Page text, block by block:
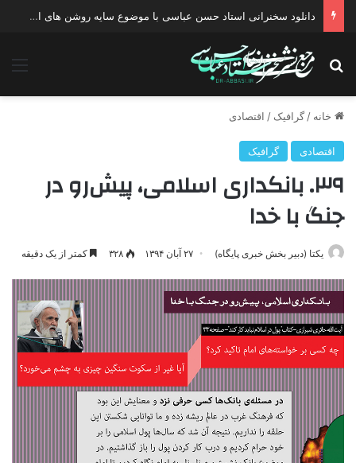
دانلود سخنرانی استاد حسن عباسی با موضوع سایه روشن های انتخاب یک نامزد اصلح
جستجو برای
خانه / گرافیک / اقتصادی
اقتصادی گرافیک
۳۹. بانکداری اسلامی، پیش‌رو در
جنگ با خدا
یکتا (دبیر بخش خبری پایگاه) ۲۷ آبان ۱۳۹۴ ۳۲۸ کمتر از یک دقیقه